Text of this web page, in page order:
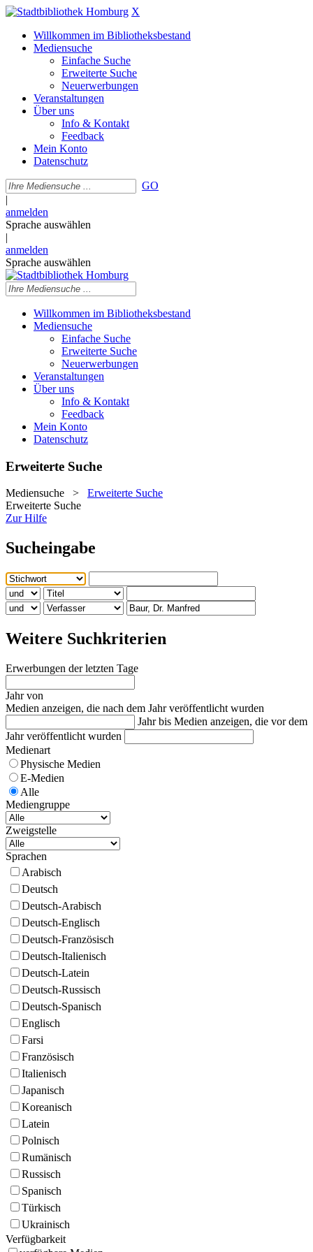
X
Willkommen im Bibliotheksbestand
Mediensuche
Einfache Suche
Erweiterte Suche
Neuerwerbungen
Veranstaltungen
Über uns
Info & Kontakt
Feedback
Mein Konto
Datenschutz
GO
|
anmelden
Sprache auswählen
|
anmelden
Sprache auswählen
Willkommen im Bibliotheksbestand
Mediensuche
Einfache Suche
Erweiterte Suche
Neuerwerbungen
Veranstaltungen
Über uns
Info & Kontakt
Feedback
Mein Konto
Datenschutz
Erweiterte Suche
Mediensuche > Erweiterte Suche
Erweiterte Suche
Zur Hilfe
Sucheingabe
Weitere Suchkriterien
Erwerbungen der letzten Tage
Jahr von
Medien anzeigen, die nach dem Jahr veröffentlicht wurden
Jahr bis Medien anzeigen, die vor dem
Jahr veröffentlicht wurden
Medienart
Physische Medien
E-Medien
Alle
Mediengruppe
Zweigstelle
Sprachen
Arabisch
Deutsch
Deutsch-Arabisch
Deutsch-Englisch
Deutsch-Französisch
Deutsch-Italienisch
Deutsch-Latein
Deutsch-Russisch
Deutsch-Spanisch
Englisch
Farsi
Französisch
Italienisch
Japanisch
Koreanisch
Latein
Polnisch
Rumänisch
Russisch
Spanisch
Türkisch
Ukrainisch
Verfügbarkeit